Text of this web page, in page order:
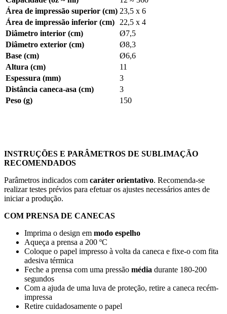
Área de impressão superior (cm) 23,5 x 6
Área de impressão inferior (cm) 22,5 x 4
Diâmetro interior (cm)
Ø7,5
Diâmetro exterior (cm)
Ø8,3
Base (cm)
Ø6,6
Altura (cm)
11
Espessura (mm)
3
Distância caneca-asa (cm)
3
Peso (g)
150
INSTRUÇÕES E PARÂMETROS DE SUBLIMAÇÃO
RECOMENDADOS
Parâmetros indicados com caráter orientativo. Recomenda-se
realizar testes prévios para efetuar os ajustes necessários antes de
iniciar a produção.
COM PRENSA DE CANECAS
Imprima o design em modo espelho
Aqueça a prensa a 200 ºC
Coloque o papel impresso à volta da caneca e fixe-o com fita
adesiva térmica
Feche a prensa com uma pressão média durante 180-200
segundos
Com a ajuda de uma luva de proteção, retire a caneca recém-
impressa
Retire cuidadosamente o papel